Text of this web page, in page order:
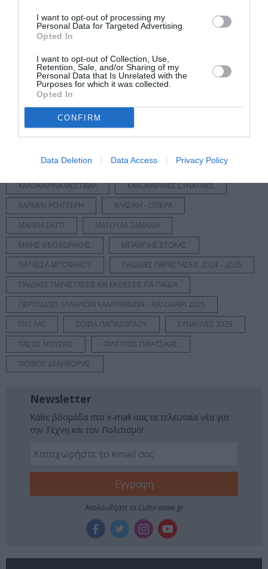
I want to opt-out of processing my
Personal Data for Targeted Advertising.
Opted In
I want to opt-out of Collection, Use,
Retention, Sale, and/or Sharing of my
Personal Data that Is Unrelated with the
Purposes for which it was collected.
Opted In
CONFIRM
Data Deletion Data Access Privacy Policy
ΒΑΣΙΛΗΣ ΠΑΠΑΚΩΝΣΤΑΝΤΙΝΟΥ
ΓΕΡΑΣΙΜΟΣ ΑΝΔΡΕΑΤΟΣ
ΓΙΑΝΝΗΣ ΧΑΡΟΥΛΗΣ
ΔΗΜΗΤΡΗΣ ΣΤΑΡΟΒΑΣ
ΔΡΑΣΤΗΡΙΟΤΗΤΕΣ ΓΙΑ ΠΑΙΔΙΑ
ΕΛΕΝΗ ΤΣΑΛΙΓΟΠΟΥΛΟΥ
ΕΛΛΗΝΙΚΟ ΡΟΚ
ΕΝΤΕΧΝΟ - ΛΑΪΚΟ - ΠΑΡΑΔΟΣΙΑΚΗ
ΘΕΑΤΡΙΚΕΣ ΠΕΡΙΟΔΕΙΕΣ – ΠΑΡΑΣΤΑΣΕΙΣ ΚΑΛΟΚΑΙΡΙ 2025
ΚΑΛΟΚΑΙΡΙΝΑ ΦΕΣΤΙΒΑΛ
ΚΑΛΟΚΑΙΡΙΝΕΣ ΣΥΝΑΥΛΙΕΣ
ΚΑΡΜΕΝ ΡΟΥΓΓΕΡΗ
ΚΛΑΣΙΚΗ - ΟΠΕΡΑ
ΜΑΡΙΝΑ ΣΑΤΤΙ
ΜΑΤΟΥΛΑ ΖΑΜΑΝΗ
ΜΙΚΗΣ ΘΕΟΔΩΡΑΚΗΣ
ΜΠΑΜΠΗΣ ΣΤΟΚΑΣ
ΝΑΤΑΣΣΑ ΜΠΟΦΙΛΙΟΥ
ΠΑΙΔΙΚΕΣ ΠΑΡΑΣΤΑΣΕΙΣ 2024 – 2025
ΠΑΙΔΙΚΕΣ ΠΑΡΑΣΤΑΣΕΙΣ ΚΑΙ ΕΚΘΕΣΕΙΣ ΓΙΑ ΠΑΙΔΙΑ
ΠΕΡΙΟΔΕΙΕΣ ΕΛΛΗΝΩΝ ΚΑΛΛΙΤΕΧΝΩΝ – ΚΑΛΟΚΑΙΡΙ 2025
ΠΥΞ ΛΑΞ
ΣΟΦΙΑ ΠΑΠΑΖΟΓΛΟΥ
ΣΥΝΑΥΛΙΕΣ 2025
ΤΑΣΟΣ ΝΟΥΣΙΑΣ
ΦΙΛΙΠΠΟΣ ΠΛΙΑΤΣΙΚΑΣ
ΦΟΙΒΟΣ ΔΕΛΗΒΟΡΙΑΣ
Newsletter
Κάθε βδομάδα στο e-mail σας τα τελευταία νέα για
την Τέχνη και τον Πολιτισμό!
Ακολουθήστε το Culturenow.gr